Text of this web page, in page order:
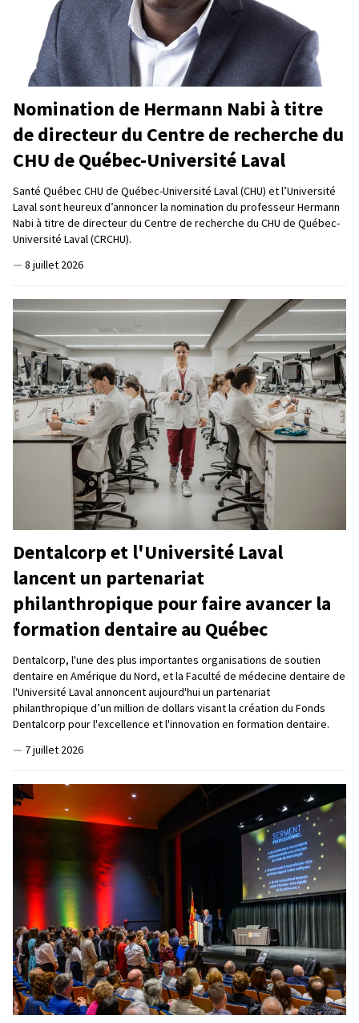
Nomination de Hermann Nabi à titre
de directeur du Centre de recherche du
CHU de Québec-Université Laval
Santé Québec CHU de Québec-Université Laval (CHU) et l’Université
Laval sont heureux d’annoncer la nomination du professeur Hermann
Nabi à titre de directeur du Centre de recherche du CHU de Québec-
Université Laval (CRCHU).
— 8 juillet 2026
Dentalcorp et l'Université Laval
lancent un partenariat
philanthropique pour faire avancer la
formation dentaire au Québec
Dentalcorp, l'une des plus importantes organisations de soutien
dentaire en Amérique du Nord, et la Faculté de médecine dentaire de
l'Université Laval annoncent aujourd'hui un partenariat
philanthropique d’un million de dollars visant la création du Fonds
Dentalcorp pour l'excellence et l'innovation en formation dentaire.
— 7 juillet 2026